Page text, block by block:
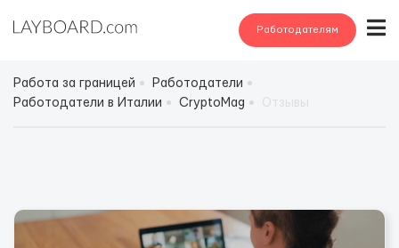
Работодателям
Работа за границей
Работодатели
Работодатели в Италии
CryptoMag